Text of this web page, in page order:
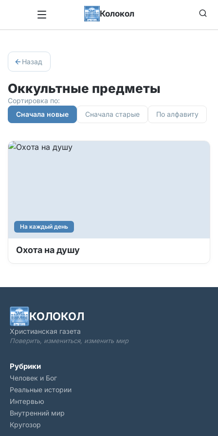
Колокол
Назад
Оккультные предметы
Сортировка по:
Сначала новые
Сначала старые По алфавиту
На каждый день
Охота на душу
КОЛОКОЛ
Христианская газета
Поверить, измениться, изменить мир
Рубрики
Человек и Бог
Реальные истории
Интервью
Внутренний мир
Кругозор